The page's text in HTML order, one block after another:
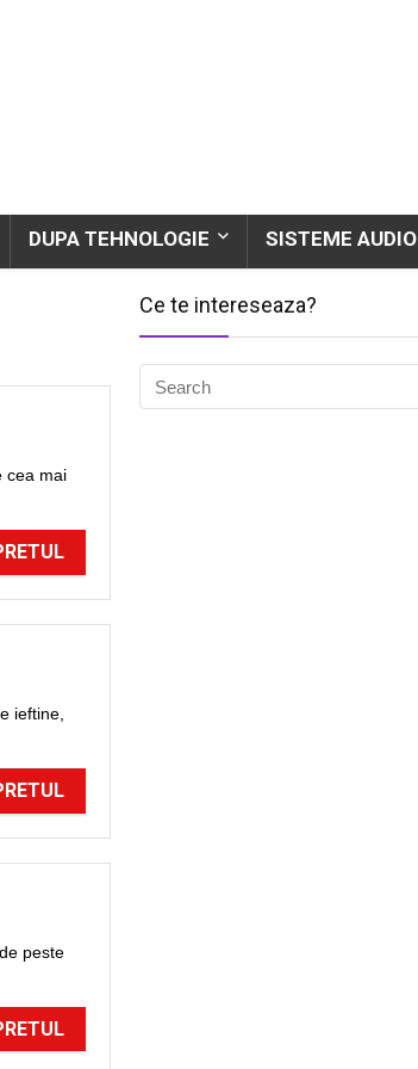
DUPA TEHNOLOGIE SISTEME AUDIO
cea mai
ieftine,
peste
Ce te intereseaza?